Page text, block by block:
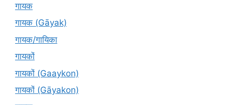
गायक
गायक (Gāyak)
गायक/गायिका
गायकों
गायकों (Gaaykon)
गायकों (Gāyakon)